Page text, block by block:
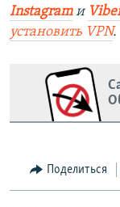
Instagramи
установить VPN.
Поделиться